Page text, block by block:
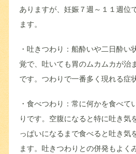
ありますが、妊娠７週～１１週位
ます。
・吐きつわり：船酔いや二日酔い
覚で、吐いても胃のムカムカが治
です。つわりで一番多く現れる症
・食べつわり：常に何かを食べて
りです。空腹になると特に吐き気
っぱいになるまで食べると吐き気
ます。吐きつわりとの併発もよく